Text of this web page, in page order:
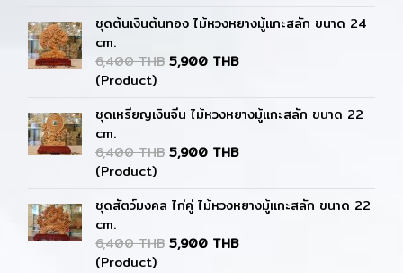
ชุดต้นเงินต้นทอง ไม้หวงหยางมู้แกะสลัก ขนาด 24
cm.
6,400 THB 5,900 THB
(Product)
ชุดเหรียญเงินจีน ไม้หวงหยางมู้แกะสลัก ขนาด 22
cm.
6,400 THB 5,900 THB
(Product)
ชุดสัตว์มงคล ไก่คู่ ไม้หวงหยางมู้แกะสลัก ขนาด 22
cm.
6,400 THB 5,900 THB
(Product)